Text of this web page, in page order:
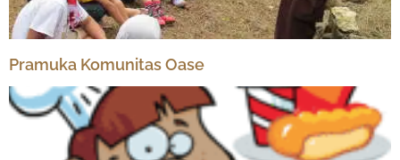
Pramuka Komunitas Oase